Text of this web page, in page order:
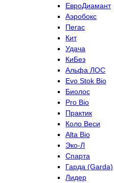
ЕвроДиамант
Аэробокс
Пегас
Кит
Удача
КиБез
Альфа ЛОС
Evo Stok Bio
Биолос
Pro Bio
Практик
Коло Веси
Alta Bio
Эко-Л
Спарта
Гарда (Garda)
Лидер